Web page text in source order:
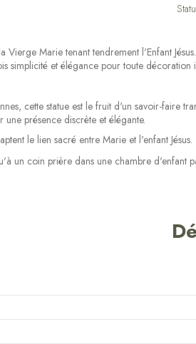
Vierge Marie tenant tendrement l'Enfant
simplicité et élégance pour toute
cette statue est le fruit d'un savoir-faire
présence discrète et élégante.
le lien sacré entre Marie et l'enfant Jésus.
un coin prière dans une chambre d'enfant